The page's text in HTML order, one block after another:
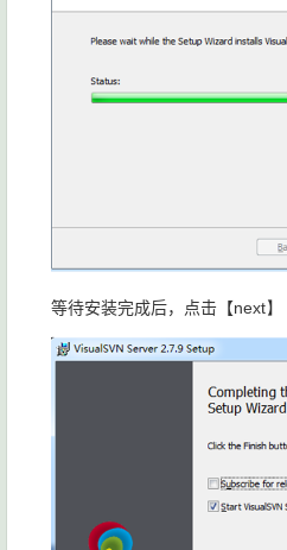
等待安装完成后，点击【next】